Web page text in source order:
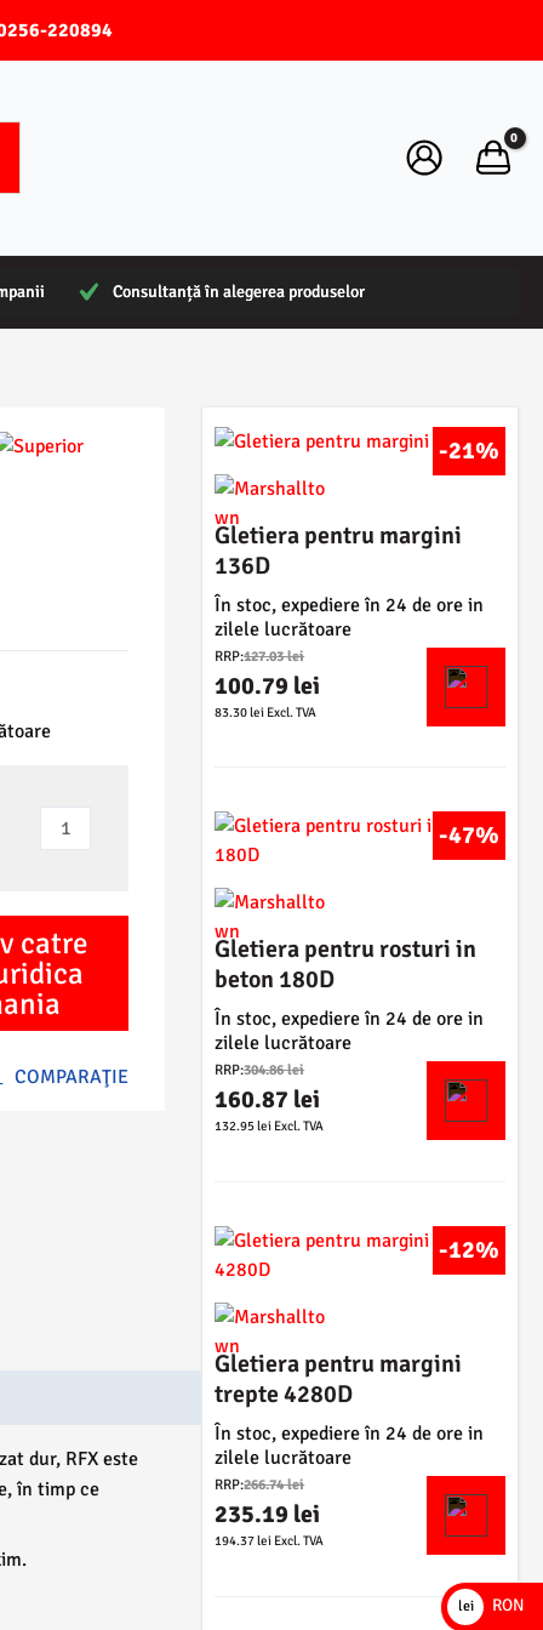
220894
Consultanță în alegerea produselor
Consultanță în alegerea produselor
Cantitate
catre
COMPARAŢIE
dur, RFX este
în timp ce
-21%
Gletiera pentru margini
136D
În stoc, expediere în 24 de ore in
zilele lucrătoare
RRP:127.03leiP
r
e
ț
n
ț
i
a
l
a
f
o
s
t
:
.
0
e
i
.
100.79 lei
P
u
l
c
u
r
e
n
t
e
s
t
e
:
0
.
7
9
l
e
i
.
83.30lei Excl. TVA
-47%
Gletiera pentru rosturi in
beton 180D
În stoc, expediere în 24 de ore in
zilele lucrătoare
RRP:304.86leiP
r
e
n
ț
i
a
l
a
f
o
s
t
:
160.87 lei
P
u
l
c
u
r
e
n
t
e
s
t
e
:
132.95 lei Excl. TVA
-12%
Gletiera pentru margini
trepte 4280D
În stoc, expediere în 24 de ore in
zilele lucrătoare
RRP:266.74leiP
r
e
ț
235.19 lei
P
194.37lei Excl. TVA
lei RON